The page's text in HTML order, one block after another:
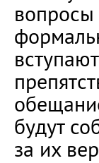
вопросы
будут
за их